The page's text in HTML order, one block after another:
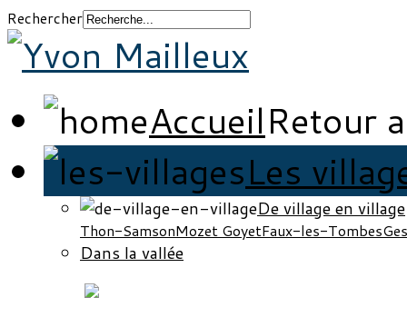
Rechercher
AccueilRetour
Les
De village en village
Thon-SamsonMozet GoyetFaux-les-Tombes
Dans la vallée